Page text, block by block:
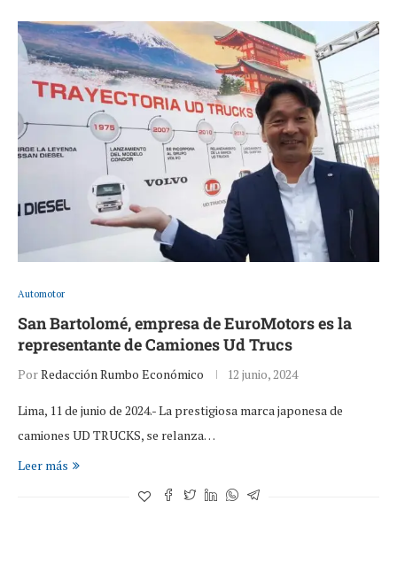
Automotor
San Bartolomé, empresa de EuroMotors es la
representante de Camiones Ud Trucs
PorRedacción Rumbo Económico 12 junio, 2024
Lima, 11 de junio de 2024.- La prestigiosa marca japonesa de
camiones UD TRUCKS, se relanza…
Leer más